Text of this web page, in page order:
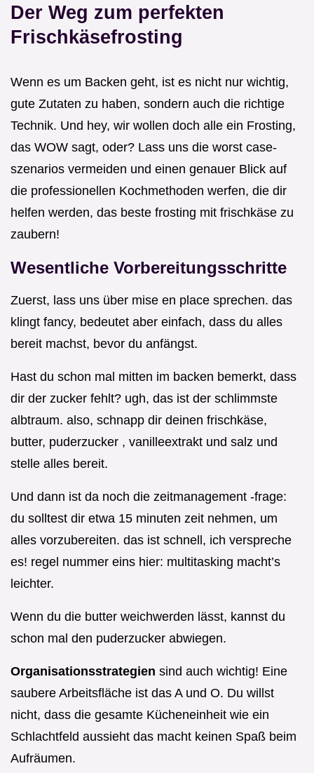
Der Weg zum perfekten
Frischkäsefrosting
Wenn es um Backen geht, ist es nicht nur wichtig,
gute Zutaten zu haben, sondern auch die richtige
Technik. Und hey, wir wollen doch alle ein Frosting,
das WOW sagt, oder? Lass uns die worst case-
szenarios vermeiden und einen genauer Blick auf
die professionellen Kochmethoden werfen, die dir
helfen werden, das beste frosting mit frischkäse zu
zaubern!
Wesentliche Vorbereitungsschritte
Zuerst, lass uns über mise en place sprechen. das
klingt fancy, bedeutet aber einfach, dass du alles
bereit machst, bevor du anfängst.
Hast du schon mal mitten im backen bemerkt, dass
dir der zucker fehlt? ugh, das ist der schlimmste
albtraum. also, schnapp dir deinen frischkäse,
butter, puderzucker , vanilleextrakt und salz und
stelle alles bereit.
Und dann ist da noch die zeitmanagement -frage:
du solltest dir etwa 15 minuten zeit nehmen, um
alles vorzubereiten. das ist schnell, ich verspreche
es! regel nummer eins hier: multitasking macht’s
leichter.
Wenn du die butter weichwerden lässt, kannst du
schon mal den puderzucker abwiegen.
Organisationsstrategien sind auch wichtig! Eine
saubere Arbeitsfläche ist das A und O. Du willst
nicht, dass die gesamte Kücheneinheit wie ein
Schlachtfeld aussieht das macht keinen Spaß beim
Aufräumen.